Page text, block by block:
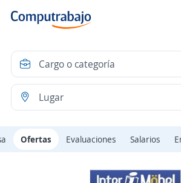
Ofertas Evaluaciones Salarios